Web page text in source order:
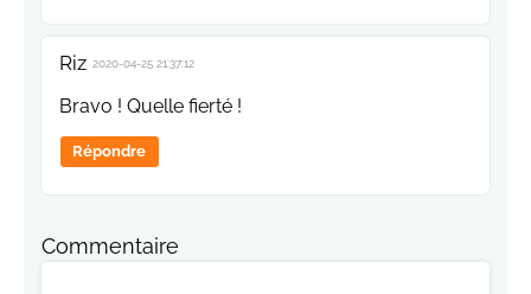
Riz 2020-04-25 21:37:12
Bravo ! Quelle fierté !
Répondre
Commentaire